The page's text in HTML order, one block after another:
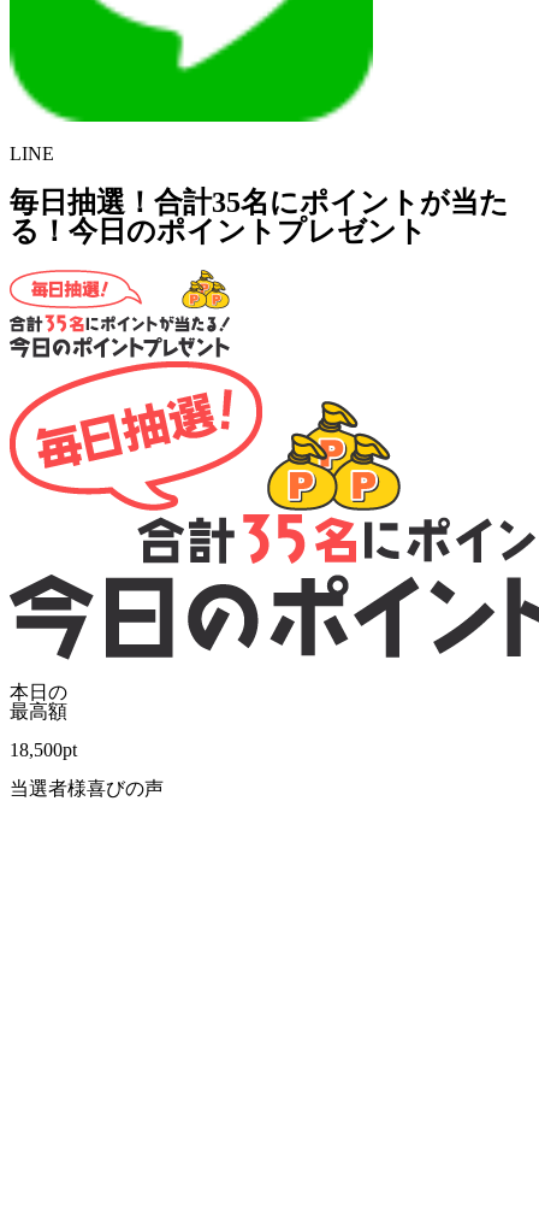
LINE
毎日抽選！合計35名にポイントが当た
る！今日のポイントプレゼント
本日の
最高額
18,500pt
当選者様喜びの声